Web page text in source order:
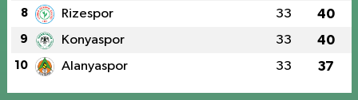
8 Rizespor 33 40
9 Konyaspor 33 40
10 Alanyaspor 33 37